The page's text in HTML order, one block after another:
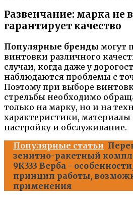
Развенчание: марка не
гарантирует качество
Популярные бренды могут
винтовки различного
случаи, когда даже у
наблюдаются проблемы с
Поэтому при выборе
стрельбы необходимо
только на марку, но и на
характеристики, материалы
настройку и обслуживание.
Популярные статьи
зенитно-ракетный
9К333 Верба - особенности,
принцип работы,
применения